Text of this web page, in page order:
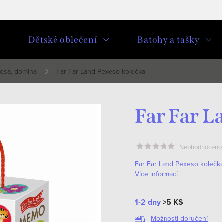
Dětské oblečení Batohy a tašky
domina Far Far Land Pexeso kolečka
Far Far
Neohodnoceno
Far Far Land Pexeso
Více informací
1-2 dny>5 KS
Možnosti doručení